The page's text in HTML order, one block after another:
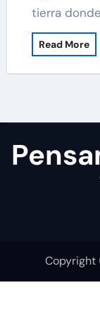
tierra
Read More
Copyright